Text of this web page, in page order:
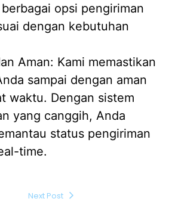
opsi pengiriman
dengan kebutuhan
Aman: Kami memastikan
sampai dengan aman
waktu. Dengan sistem
yang canggih, Anda
status pengiriman
time.
Next Post